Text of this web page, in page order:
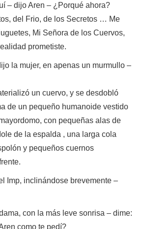
– dijo Aren – ¿Porqué ahora?
del Frio, de los Secretos … Me
Mi Señora de los Cuervos,
prometiste.
la mujer, en apenas un murmullo –
un cuervo, y se desdobló
de un pequeño humanoide vestido
con pequeñas alas de
de la espalda , una larga cola
y pequeños cuernos
Imp, inclinándose brevemente –
con la más leve sonrisa – dime:
como te pedí?